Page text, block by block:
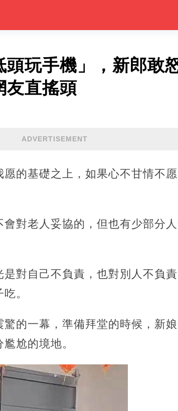
玩手機」，新郎敢
友直搖頭
ADVERTISEMENT
的基礎之上，如果心不甘情不
對老人妥協的，但也有少部分
對自己不負責，也對別人不負
。
的一幕，準備拜堂的時候，新
尬的境地。